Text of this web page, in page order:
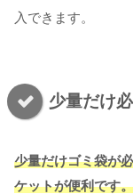
入できます。
少量だけ
少量だけゴミ袋が
ケットが便利です。